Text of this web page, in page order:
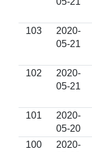
103
2020-
05-21
102
2020-
05-21
101
2020-
05-20
100
2020-